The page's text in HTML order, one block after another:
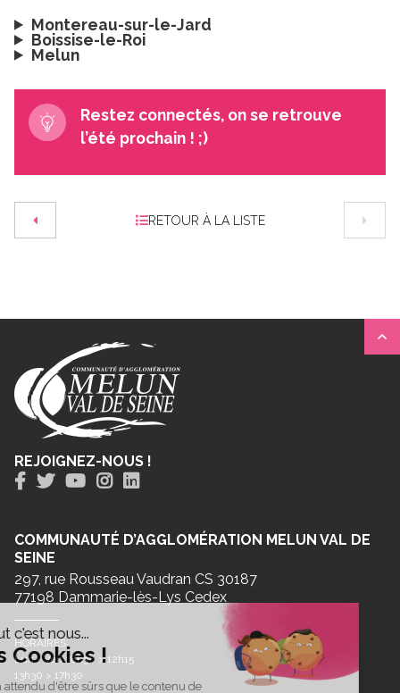
Montereau-sur-le-Jard
Boissise-le-Roi
Melun
Restez connectés, on se retrouve
l’été prochain ! ;)
RETOUR À LA LISTE
REJOIGNEZ-NOUS !
COMMUNAUTÉ D’AGGLOMÉRATION MELUN VAL DE
SEINE
297, rue Rousseau Vaudran CS 30187
77198 Dammarie-lès-Lys Cedex
HORAIRES
Lun - Ven : 8h30 > 12h15
13h30 > 17h30